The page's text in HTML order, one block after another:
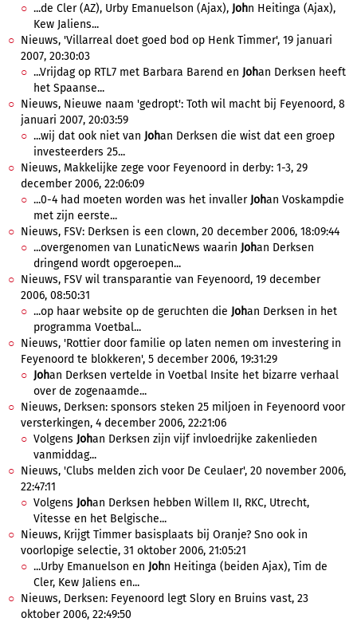
...de Cler (AZ), Urby Emanuelson (Ajax), John Heitinga (Ajax),
Kew Jaliens...
Nieuws, 'Villarreal doet goed bod op Henk Timmer', 19 januari
2007, 20:30:03
...Vrijdag op RTL7 met Barbara Barend en Johan Derksen heeft
het Spaanse...
Nieuws, Nieuwe naam 'gedropt': Toth wil macht bij Feyenoord, 8
januari 2007, 20:03:59
...wij dat ook niet van Johan Derksen die wist dat een groep
investeerders 25...
Nieuws, Makkelijke zege voor Feyenoord in derby: 1-3, 29
december 2006, 22:06:09
...0-4 had moeten worden was het invaller Johan Voskampdie
met zijn eerste...
Nieuws, FSV: Derksen is een clown, 20 december 2006, 18:09:44
...overgenomen van LunaticNews waarin Johan Derksen
dringend wordt opgeroepen...
Nieuws, FSV wil transparantie van Feyenoord, 19 december
2006, 08:50:31
...op haar website op de geruchten die Johan Derksen in het
programma Voetbal...
Nieuws, 'Rottier door familie op laten nemen om investering in
Feyenoord te blokkeren', 5 december 2006, 19:31:29
Johan Derksen vertelde in Voetbal Insite het bizarre verhaal
over de zogenaamde...
Nieuws, Derksen: sponsors steken 25 miljoen in Feyenoord voor
versterkingen, 4 december 2006, 22:21:06
Volgens Johan Derksen zijn vijf invloedrijke zakenlieden
vanmiddag...
Nieuws, 'Clubs melden zich voor De Ceulaer', 20 november 2006,
22:47:11
Volgens Johan Derksen hebben Willem II, RKC, Utrecht,
Vitesse en het Belgische...
Nieuws, Krijgt Timmer basisplaats bij Oranje? Sno ook in
voorlopige selectie, 31 oktober 2006, 21:05:21
...Urby Emanuelson en John Heitinga (beiden Ajax), Tim de
Cler, Kew Jaliens en...
Nieuws, Derksen: Feyenoord legt Slory en Bruins vast, 23
oktober 2006, 22:49:50